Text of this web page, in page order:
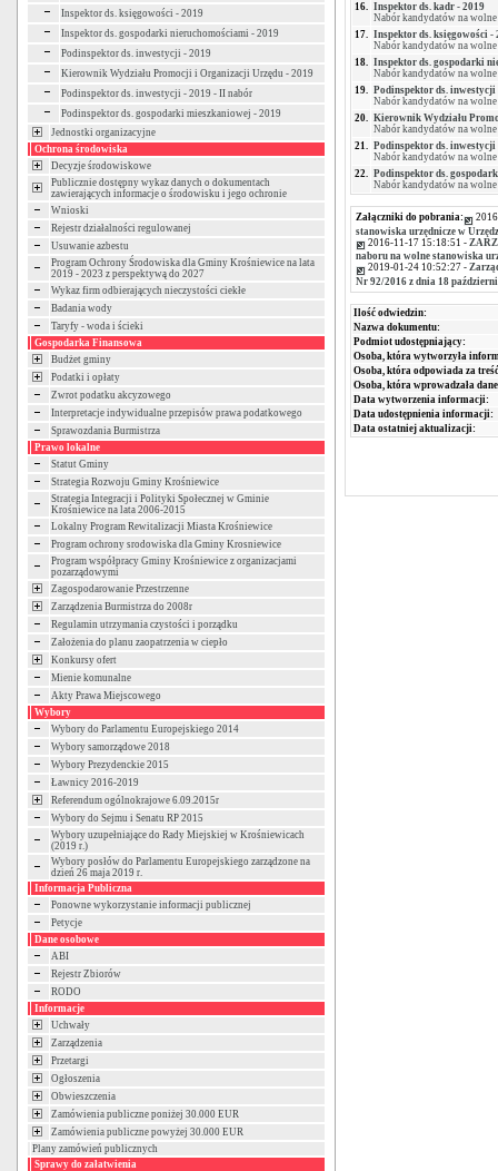
Inspektor ds. księgowości - 2019
Inspektor ds. gospodarki nieruchomościami - 2019
Podinspektor ds. inwestycji - 2019
Kierownik Wydziału Promocji i Organizacji Urzędu - 2019
Podinspektor ds. inwestycji - 2019 - II nabór
Podinspektor ds. gospodarki mieszkaniowej - 2019
Jednostki organizacyjne
Ochrona środowiska
Decyzje środowiskowe
Publicznie dostępny wykaz danych o dokumentach
zawierających informacje o środowisku i jego ochronie
Wnioski
Rejestr działalności regulowanej
Usuwanie azbestu
Program Ochrony Środowiska dla Gminy Krośniewice na lata
2019 - 2023 z perspektywą do 2027
Wykaz firm odbierających nieczystości ciekłe
Badania wody
Taryfy - woda i ścieki
Gospodarka Finansowa
Budżet gminy
Podatki i opłaty
Zwrot podatku akcyzowego
Interpretacje indywidualne przepisów prawa podatkowego
Sprawozdania Burmistrza
Prawo lokalne
Statut Gminy
Strategia Rozwoju Gminy Krośniewice
Strategia Integracji i Polityki Społecznej w Gminie
Krośniewice na lata 2006-2015
Lokalny Program Rewitalizacji Miasta Krośniewice
Program ochrony srodowiska dla Gminy Krosniewice
Program współpracy Gminy Krośniewice z organizacjami
pozarządowymi
Zagospodarowanie Przestrzenne
Zarządzenia Burmistrza do 2008r
Regulamin utrzymania czystości i porządku
Założenia do planu zaopatrzenia w ciepło
Konkursy ofert
Mienie komunalne
Akty Prawa Miejscowego
Wybory
Wybory do Parlamentu Europejskiego 2014
Wybory samorządowe 2018
Wybory Prezydenckie 2015
Ławnicy 2016-2019
Referendum ogólnokrajowe 6.09.2015r
Wybory do Sejmu i Senatu RP 2015
Wybory uzupełniające do Rady Miejskiej w Krośniewicach
(2019 r.)
Wybory posłów do Parlamentu Europejskiego zarządzone na
dzień 26 maja 2019 r.
Informacja Publiczna
Ponowne wykorzystanie informacji publicznej
Petycje
Dane osobowe
ABI
Rejestr Zbiorów
RODO
Informacje
Uchwały
Zarządzenia
Przetargi
Ogłoszenia
Obwieszczenia
Zamówienia publiczne poniżej 30.000 EUR
Zamówienia publiczne powyżej 30.000 EUR
Plany zamówień publicznych
Sprawy do załatwienia
16. Inspektor ds. kadr - 2019
Nabór kandydatów na
17. Inspektor ds. księgowości -
Nabór kandydatów na
18. Inspektor ds. gospodarki
Nabór kandydatów na
19. Podinspektor ds. inwestycji
Nabór kandydatów na
20. Kierownik Wydziału
Nabór kandydatów na
21. Podinspektor ds.
Nabór kandydatów na
22. Podinspektor ds.
Nabór kandydatów na
Załączniki do pobrania:
stanowiska urzędnicze w
2016-11-17 15:18:51 -
naboru na wolne stanowiska
2019-01-24 10:52:27 -
Nr 92/2016 z dnia 18
Ilość odwiedzin:
Nazwa dokumentu:
Podmiot udostępniający:
Osoba, która wytworzyła
Osoba, która odpowiada za
Osoba, która wprowadzała
Data wytworzenia informacji:
Data udostępnienia informacji:
Data ostatniej aktualizacji: